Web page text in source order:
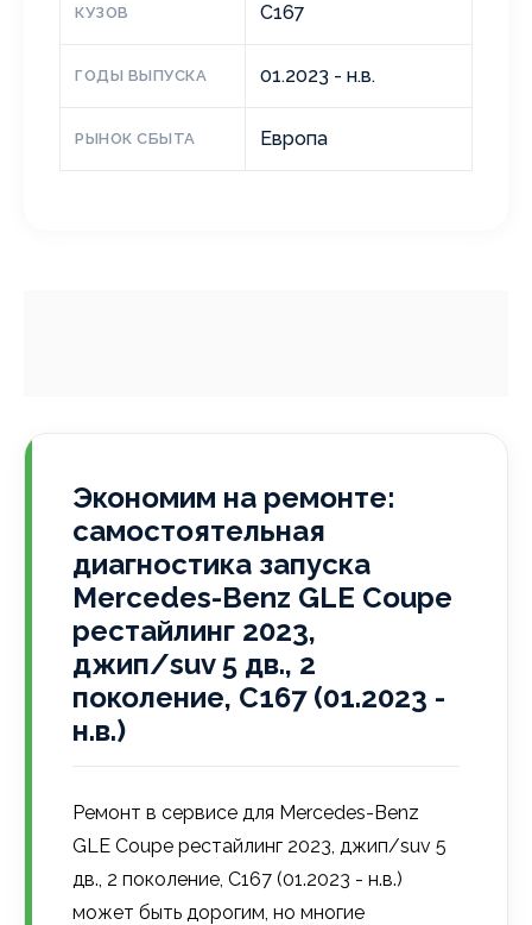
КУЗОВ C167
ГОДЫ ВЫПУСКА 01.2023 - н.в.
РЫНОК СБЫТА Европа
Экономим на ремонте:
самостоятельная
диагностика запуска
Mercedes-Benz GLE Coupe
рестайлинг 2023,
джип/suv 5 дв., 2
поколение, C167 (01.2023 -
н.в.)
Ремонт в сервисе для Mercedes-Benz
GLE Coupe рестайлинг 2023, джип/suv 5
дв., 2 поколение, C167 (01.2023 - н.в.)
может быть дорогим, но многие